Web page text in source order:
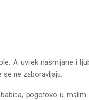
A uvijek nasmijane i
se ne zaboravljaju.
babica, pogotovo u